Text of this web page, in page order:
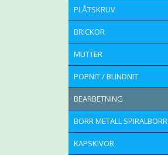
PLÅTSKRUV
BRICKOR
MUTTER
POPNIT / BLINDNIT
BEARBETNING
BORR METALL SPIRALBORR
KAPSKIVOR